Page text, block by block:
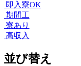
即入寮OK
期間工
寮あり
高収入
並び替え